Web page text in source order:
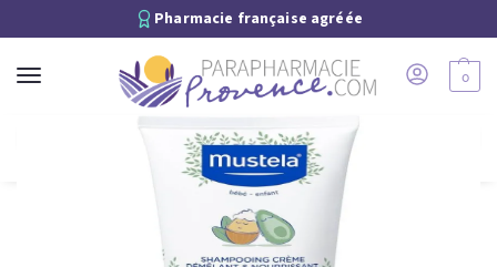
Pharmacie française agréée
0